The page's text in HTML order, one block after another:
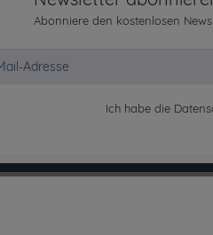
Abonniere den kostenlosen
Ich habe die